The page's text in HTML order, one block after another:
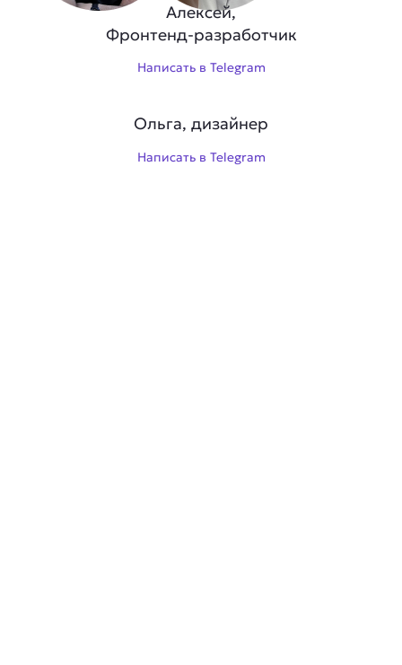
Алексей,
Фронтенд-разработчик
Написать в Telegram
Ольга, дизайнер
Написать в Telegram